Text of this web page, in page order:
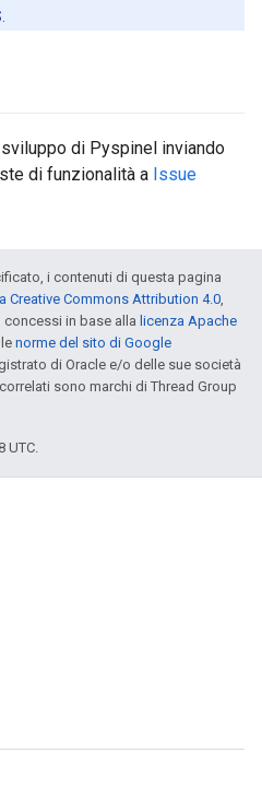
di Pyspinel inviando
di funzionalità a Issue
i contenuti di questa pagina
Creative Commons Attribution 4.0,
in base alla licenza Apache
norme del sito di Google
di Oracle e/o delle sue società
sono marchi di Thread Group
UTC.